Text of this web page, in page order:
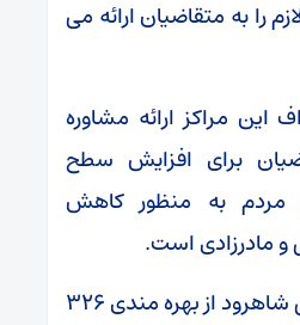
را به متقاضیان ارائه می
این مراکز ارائه مشاوره
برای افزایش سطح
مردم به منظور کاهش
و مادرزادی است.
رئیس اداره بهزیستی شاهرود از بهره مندی ۳۲۶